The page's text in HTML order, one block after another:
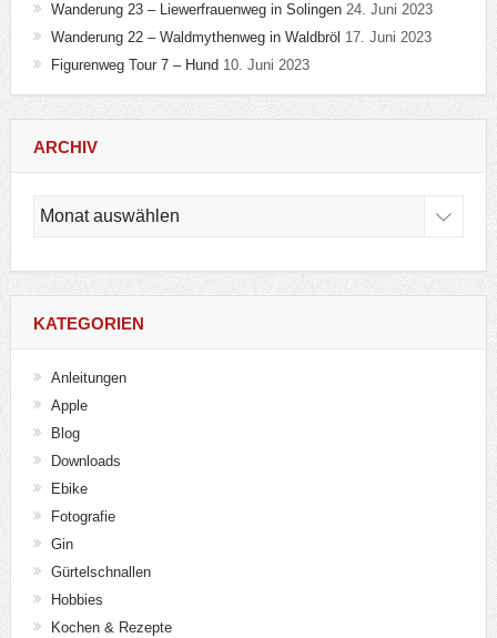
Wanderung 23 – Liewerfrauenweg in Solingen 24. Juni 2023
Wanderung 22 – Waldmythenweg in Waldbröl 17. Juni 2023
Figurenweg Tour 7 – Hund 10. Juni 2023
ARCHIV
KATEGORIEN
Anleitungen
Apple
Blog
Downloads
Ebike
Fotografie
Gin
Gürtelschnallen
Hobbies
Kochen & Rezepte